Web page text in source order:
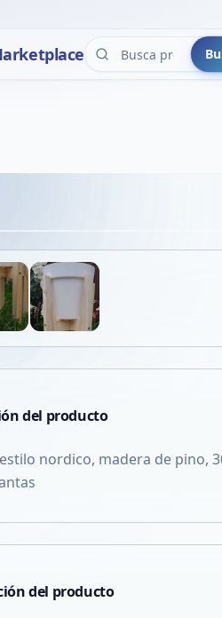
del producto
nordico, madera de pino,
del producto